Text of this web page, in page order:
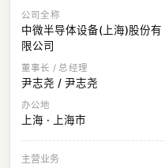
公司全称
中微半导体设备(上海)股份有
限公司
董事长 / 总经理
尹志尧 / 尹志尧
办公地
上海 · 上海市
主营业务